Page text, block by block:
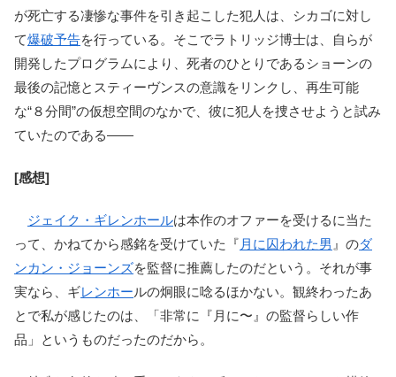
が死亡する凄惨な事件を引き起こした犯人は、シカゴに対し
て爆破予告を行っている。そこでラトリッジ博士は、自らが
開発したプログラムにより、死者のひとりであるショーンの
最後の記憶とスティーヴンスの意識をリンクし、再生可能
な“８分間”の仮想空間のなかで、彼に犯人を捜させようと試み
ていたのである――
[感想]
ジェイク・ギレンホールは本作のオファーを受けるに当た
って、かねてから感銘を受けていた『 月に囚われた男 』のダ
ンカン・ジョーンズを監督に推薦したのだという。それが事
実なら、ギレンホールの炯眼に唸るほかない。観終わったあ
とで私が感じたのは、「非常に『月に〜』の監督らしい作
品」というものだったのだから。